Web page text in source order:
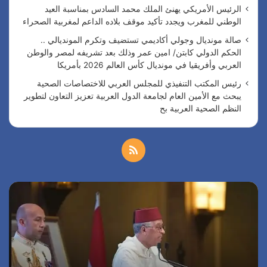
الرئيس الأمريكي يهنئ الملك محمد السادس بمناسبة العيد
الوطني للمغرب ويجدد تأكيد موقف بلاده الداعم لمغربية الصحراء
صالة مونديال وجولي أكاديمي تستضيف وتكرم المونديالي ..
الحكم الدولي كابتن/ امين عمر وذلك بعد تشريفه لمصر والوطن
العربي وأفريقيا في مونديال كأس العالم 2026 بأمريكا
رئيس المكتب التنفيذي للمجلس العربي للاختصاصات الصحية
يبحث مع الأمين العام لجامعة الدول العربية تعزيز التعاون لتطوير
النظم الصحية العربية بح
ا